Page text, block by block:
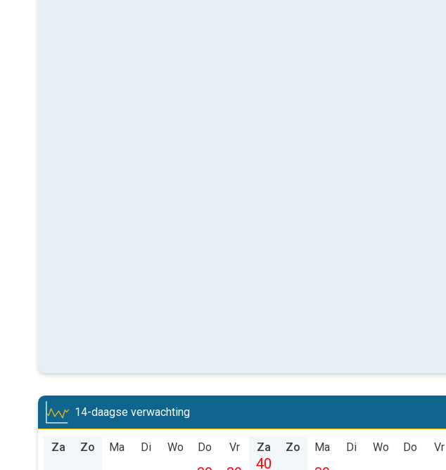
14-daagse verwachting
Za Zo Ma Di Wo Do Vr Za
40
Zo Ma Di Wo Do Vr